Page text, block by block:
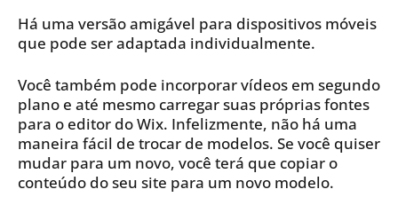
Há uma versão amigável para dispositivos móveis
que pode ser adaptada individualmente.
Você também pode incorporar vídeos em segundo
plano e até mesmo carregar suas próprias fontes
para o editor do Wix. Infelizmente, não há uma
maneira fácil de trocar de modelos. Se você quiser
mudar para um novo, você terá que copiar o
conteúdo do seu site para um novo modelo.